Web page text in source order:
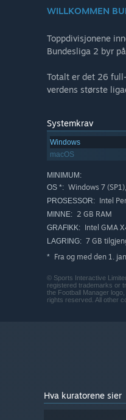
WILLKOMMEN
Toppdivisjonene
Bundesliga 2 byr
Totalt er det 26
verdens største
Systemkrav
Windows
macOS
MINIMUM:
OS *: Windows 7
PROSESSOR: Intel
MINNE: 2 GB RAM
GRAFIKK: Intel GMA
LAGRING: 7 GB
* Fra og med den 1.
© Sports Interactive
registered trademarks or
the Football Manager
rights reserved. All other
Hva kuratorene sier